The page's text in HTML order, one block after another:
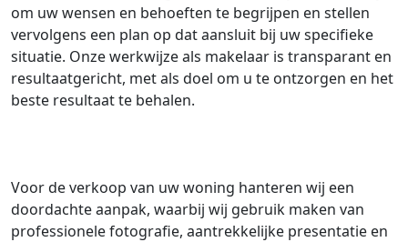
om uw wensen en behoeften te begrijpen en stellen
vervolgens een plan op dat aansluit bij uw specifieke
situatie. Onze werkwijze als makelaar is transparant en
resultaatgericht, met als doel om u te ontzorgen en het
beste resultaat te behalen.
Voor de verkoop van uw woning hanteren wij een
doordachte aanpak, waarbij wij gebruik maken van
professionele fotografie, aantrekkelijke presentatie en